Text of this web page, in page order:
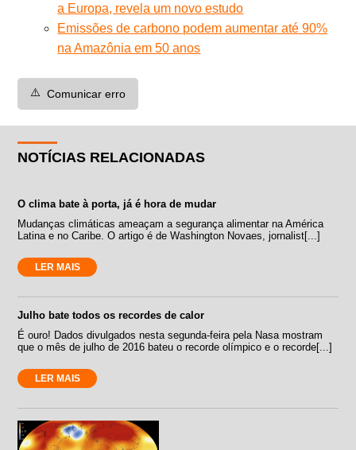
a Europa, revela um novo estudo
Emissões de carbono podem aumentar até 90%
na Amazônia em 50 anos
⚠️ Comunicar erro
NOTÍCIAS RELACIONADAS
O clima bate à porta, já é hora de mudar
Mudanças climáticas ameaçam a segurança alimentar na América
Latina e no Caribe. O artigo é de Washington Novaes, jornalist[...]
LER MAIS
Julho bate todos os recordes de calor
É ouro! Dados divulgados nesta segunda-feira pela Nasa mostram
que o mês de julho de 2016 bateu o recorde olímpico e o recorde[...]
LER MAIS